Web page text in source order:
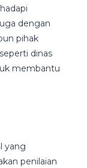
dengan
pihak
dinas
membantu
yang
penilaian